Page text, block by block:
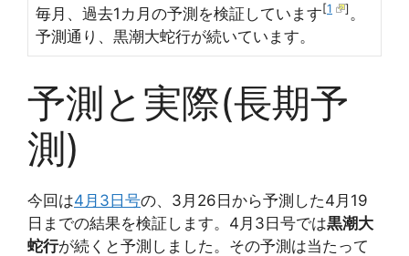
毎月、過去1カ月の予測を検証しています [1 ] 。
予測通り、黒潮大蛇行が続いています。
予測と実際(長期予
測)
今回は4月3日号の、3月26日から予測した4月19
日までの結果を検証します。4月3日号では黒潮大
蛇行が続くと予測しました。その予測は当たって